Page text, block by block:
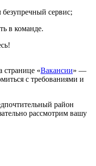
безупречный сервис;
в команде.
странице «Вакансии» —
с требованиями и
район
рассмотрим вашу